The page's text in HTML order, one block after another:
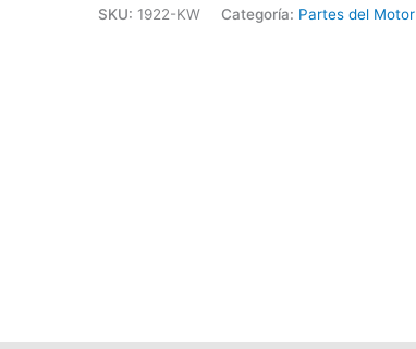
SKU: 1922-KW Categoría: Partes del Motor